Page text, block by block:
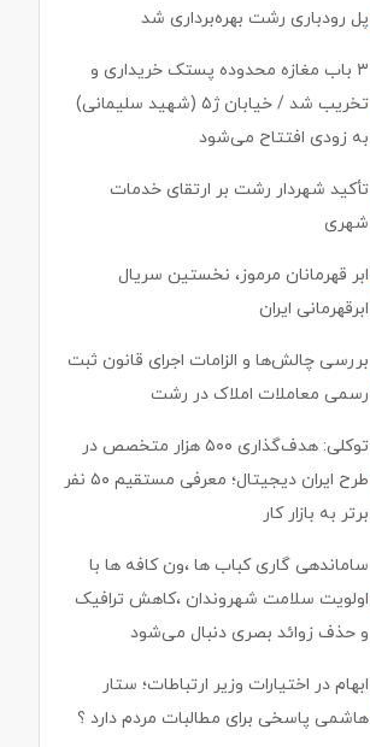
پل رودباری رشت بهره‌برداری شد
۳ باب مغازه محدوده پستک خریداری و
تخریب شد / خیابان ژ۵ (شهید سلیمانی)
به زودی افتتاح می‌شود
تأکید شهردار رشت بر ارتقای خدمات
شهری
ابر قهرمانان مرموز، نخستین سریال
ابرقهرمانی ایران
بررسی چالش‌ها و الزامات اجرای قانون ثبت
رسمی معاملات املاک در رشت
توکلی: هدف‌گذاری ۵۰۰ هزار متخصص در
طرح ایران دیجیتال؛ معرفی مستقیم ۵۰ نفر
برتر به بازار کار
ساماندهی گاری کباب ها ،ون کافه ها با
اولویت سلامت شهروندان ،کاهش ترافیک
و حذف زوائد بصری دنبال می‌شود
ابهام در اختیارات وزیر ارتباطات؛ ستار
هاشمی پاسخی برای مطالبات مردم دارد ؟